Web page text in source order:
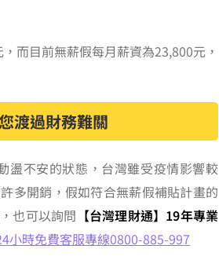
而目前無薪假每月薪資為23,800元，
渡過財務難關
盪不安的狀態，台灣雖受疫情影響較
多開銷，假如符合無薪假補貼計畫的
也可以詢問 【台灣理財通】19年專業
小時免費客服專線0800-885-997